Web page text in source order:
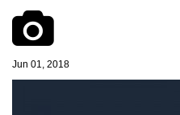
Jun 01, 2018